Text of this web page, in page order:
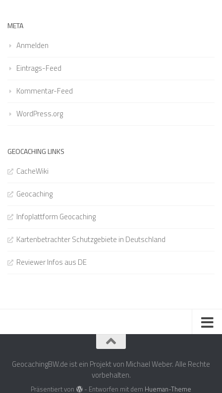
META
Anmelden
Eintrags-Feed
Kommentar-Feed
WordPress.org
GEOCACHING LINKS
CacheWiki
Geocaching
Infoplattform Geocaching
Kartenbetrachter Schutzgebiete in Deutschland
Reviewer Infos aus DE
GeocachingBW.de ist ein Projekt von Michael Weber. Alle Rechte
vorbehalten.
Präsentiert von - Entworfen mit dem Hueman-Theme